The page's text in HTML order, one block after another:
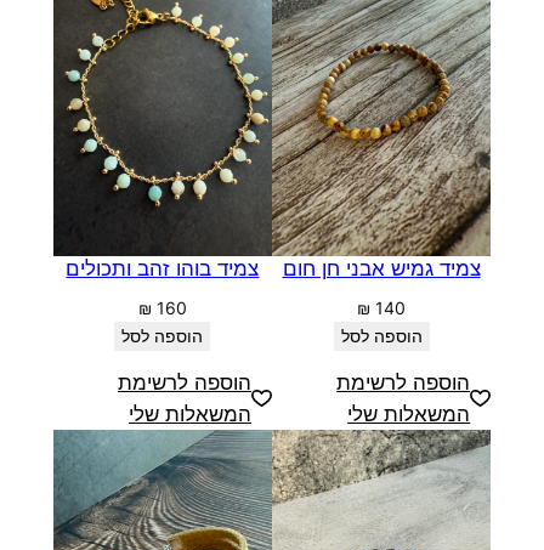
צמיד גמיש אבני חן חום
₪ 140
הוספה לסל
הוספה לרשימת
המשאלות שלי
צמיד בוהו זהב ותכולים
₪ 160
הוספה לסל
הוספה לרשימת
המשאלות שלי